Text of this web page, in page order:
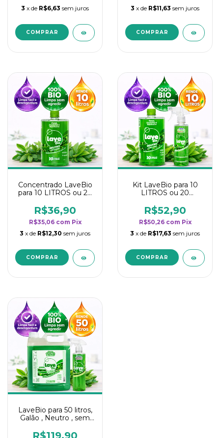
3 x de R$6,63 sem juros
3 x de R$11,63 sem juros
Concentrado LaveBio
para 10 LITROS ou 20
rendimento da
categoria - Neutro
R$36,90
R$35,06 com Pix
3 x de R$12,30 sem juros
Kit LaveBio para 10
LITROS ou 20
rendimento da
categoria - Neutro
R$52,90
R$50,26 com Pix
3 x de R$17,63 sem juros
LaveBio para 50 litros,
Galão , Neutro , sem